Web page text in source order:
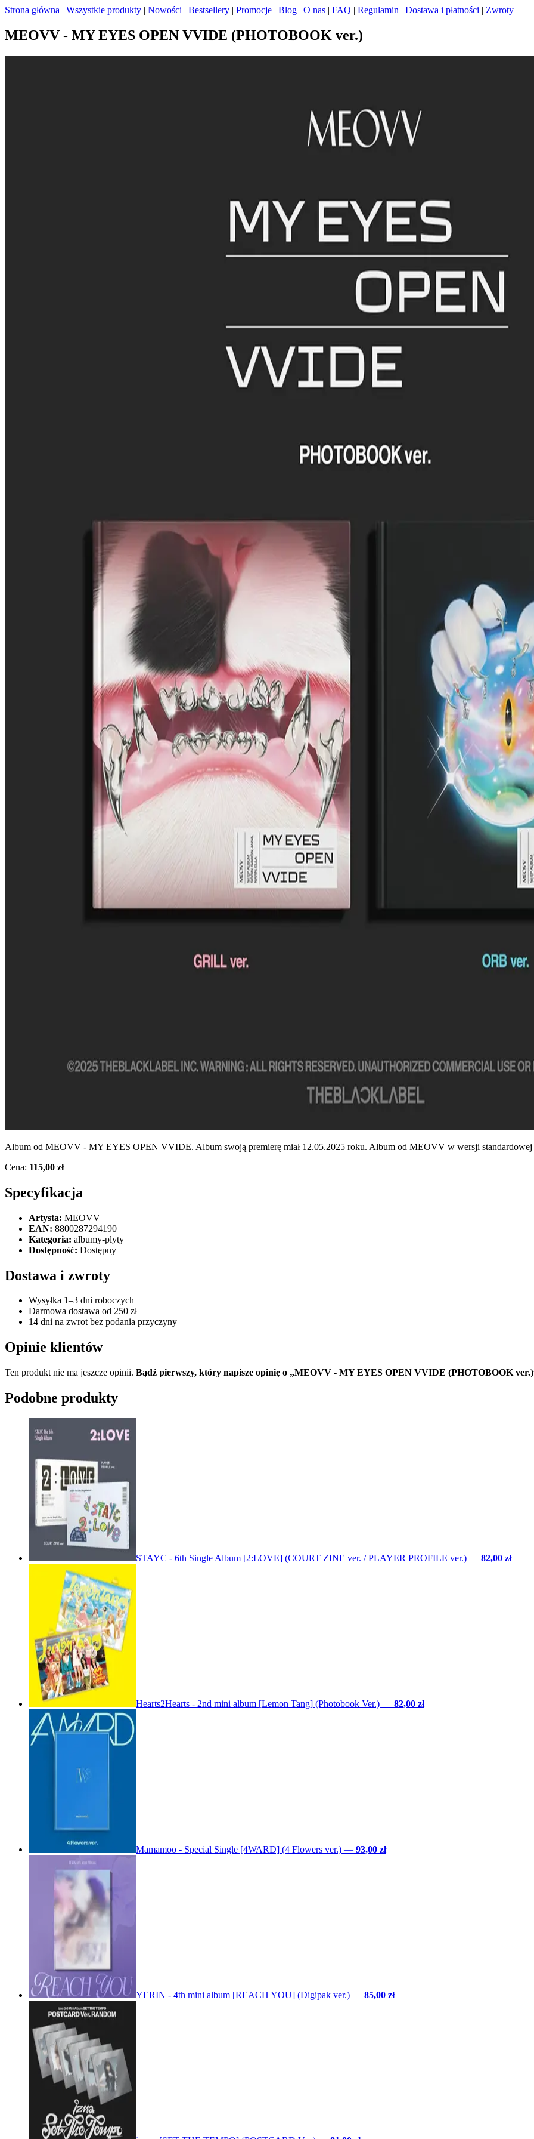
Strona główna | Wszystkie produkty | Nowości | Bestsellery | Promocje | Blog | O nas | FAQ | Regulamin | Dostawa i płatności | Zwroty
MEOVV - MY EYES OPEN VVIDE (PHOTOBOOK ver.)
Album od MEOVV - MY EYES OPEN VVIDE. Album swoją premierę miał 12.05.2025 roku. Album od MEOVV w wersji standardowej
Cena: 115,00 zł
Specyfikacja
Artysta: MEOVV
EAN: 8800287294190
Kategoria: albumy-plyty
Dostępność: Dostępny
Dostawa i zwroty
Wysyłka 1–3 dni roboczych
Darmowa dostawa od 250 zł
14 dni na zwrot bez podania przyczyny
Opinie klientów
Ten produkt nie ma jeszcze opinii. Bądź pierwszy, który napisze opinię o „MEOVV - MY EYES OPEN VVIDE (PHOTOBOOK
Podobne produkty
STAYC - 6th Single Album [2:LOVE] (COURT ZINE ver. / PLAYER PROFILE ver.) — 82,00 zł
Hearts2Hearts - 2nd mini album [Lemon Tang] (Photobook Ver.) — 82,00 zł
Mamamoo - Special Single [4WARD] (4 Flowers ver.) — 93,00 zł
YERIN - 4th mini album [REACH YOU] (Digipak ver.) — 85,00 zł